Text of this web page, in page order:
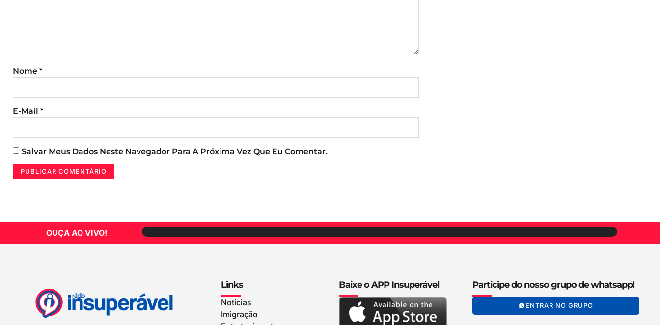
Nome *
E-Mail *
Salvar Meus Dados Neste Navegador Para A Próxima Vez Que Eu Comentar.
OUÇA AO VIVO!
Links
Notícias
Imigração
Baixe o APP Insuperável Participe do nosso grupo de whatsapp!
ENTRAR NO GRUPO